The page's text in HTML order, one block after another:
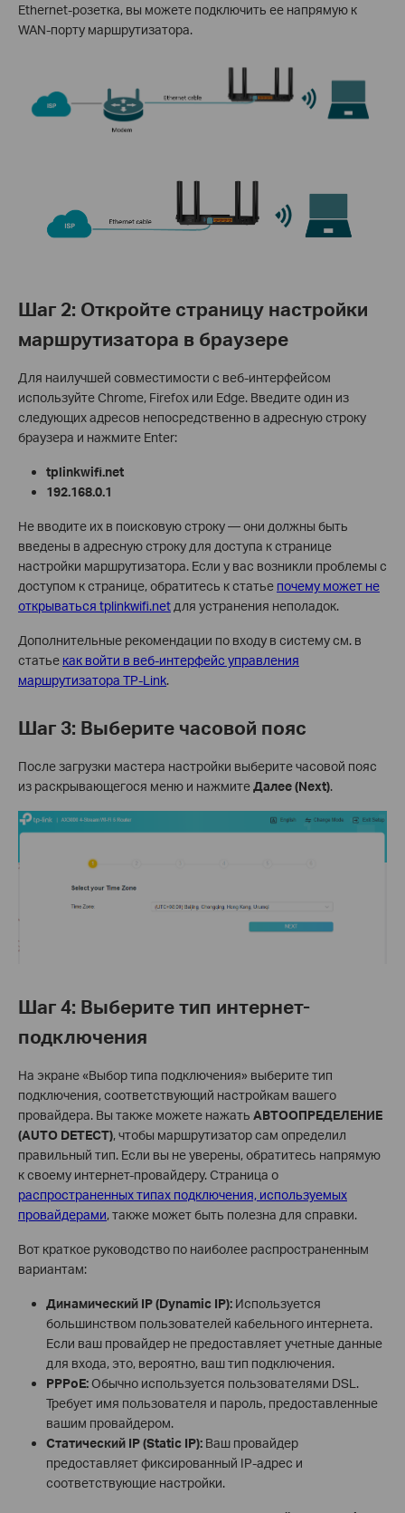
Ethernet-розетка, вы можете подключить ее напрямую к
WAN-порту маршрутизатора.
Шаг 2: Откройте страницу настройки
маршрутизатора в браузере
Для наилучшей совместимости с веб-интерфейсом
используйте Chrome, Firefox или Edge. Введите один из
следующих адресов непосредственно в адресную строку
браузера и нажмите Enter:
tplinkwifi.net
192.168.0.1
Не вводите их в поисковую строку — они должны быть
введены в адресную строку для доступа к странице
настройки маршрутизатора. Если у вас возникли проблемы с
доступом к странице, обратитесь к статье почему может не
открываться tplinkwifi.net для устранения неполадок.
Дополнительные рекомендации по входу в систему см. в
статье как войти в веб-интерфейс управления
маршрутизатора TP-Link.
Шаг 3: Выберите часовой пояс
После загрузки мастера настройки выберите часовой пояс
из раскрывающегося меню и нажмитеДалее (Next).
Шаг 4: Выберите тип интернет-
подключения
На экране «Выбор типа подключения» выберите тип
подключения, соответствующий настройкам вашего
провайдера. Вы также можете нажать АВТООПРЕДЕЛЕНИЕ
(AUTO DETECT), чтобы маршрутизатор сам определил
правильный тип. Если вы не уверены, обратитесь напрямую
к своему интернет-провайдеру. Страница о
распространенных типах подключения, используемых
провайдерами, также может быть полезна для справки.
Вот краткое руководство по наиболее распространенным
вариантам:
Динамический IP (Dynamic IP):Используется
большинством пользователей кабельного интернета.
Если ваш провайдер не предоставляет учетные данные
для входа, это, вероятно, ваш тип подключения.
PPPoE:Обычно используется пользователями DSL.
Требует имя пользователя и пароль, предоставленные
вашим провайдером.
Статический IP (Static IP):Ваш провайдер
предоставляет фиксированный IP-адрес и
соответствующие настройки.